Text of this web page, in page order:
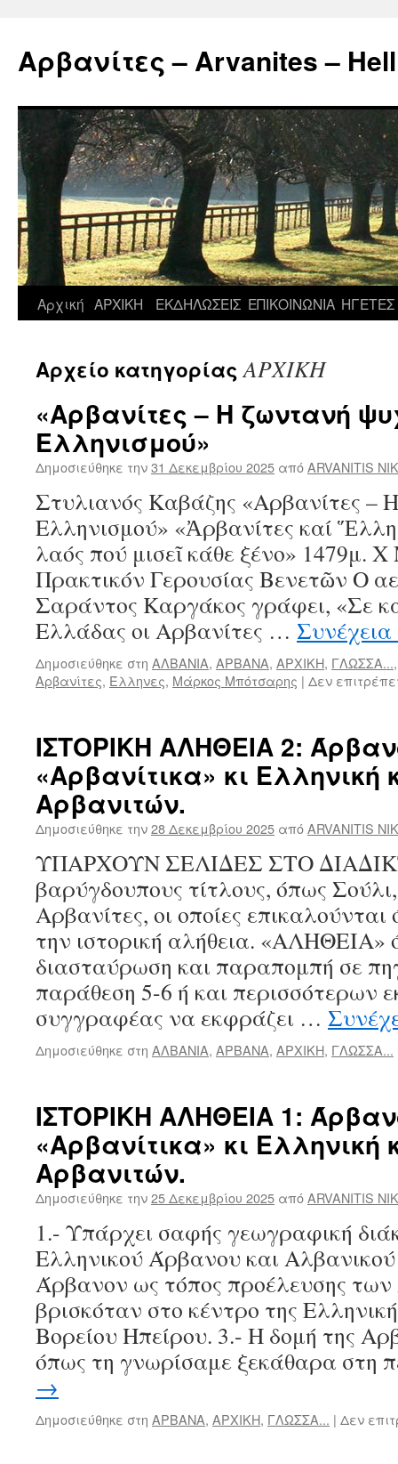
περιεχόμενο
Αρβανίτες – Arvanites –
Αρχική ΑΡΧΙΚΗ ΕΚΔΗΛΩΣΕΙΣ ΕΠΙΚΟΙΝΩΝΙΑ ΗΓΕΤΕΣ
Αρχείο κατηγορίαςΑΡΧΙΚΗ
«Αρβανίτες – Η ζωντανή
Ελληνισμού»
Δημοσιεύθηκε την31 Δεκεμβρίου 2025 απόARVANITIS
Στυλιανός Καβάζης «Αρβανίτες –
Ελληνισμού» «Ἀρβανίτες καί
λαός πού μισεῖ κάθε ξένο» 1479μ.
Πρακτικόν Γερουσίας Βενετῶν Ο
Σαράντος Καργάκος γράφει, «Σε
Ελλάδας οι Αρβανίτες … Συνέχεια
Δημοσιεύθηκε στη ΑΛΒΑΝΙΑ, ΑΡΒΑΝΑ, ΑΡΧΙΚΗ, ΓΛΩΣΣΑ...
Αρβανίτες, Έλληνες, Μάρκος Μπότσαρης | Δεν
ΙΣΤΟΡΙΚΗ ΑΛΗΘΕΙΑ 2:
«Αρβανίτικα» κι
Αρβανιτών.
Δημοσιεύθηκε την28 Δεκεμβρίου 2025 απόARVANITIS
ΥΠΑΡΧΟΥΝ ΣΕΛΙΔΕΣ ΣΤΟ
βαρύγδουπους τίτλους, όπως
Αρβανίτες, οι οποίες
την ιστορική αλήθεια. «ΑΛΗΘΕΙΑ»
διασταύρωση και παραπομπή σε
παράθεση 5-6 ή και περισσότερων
συγγραφέας να εκφράζει …
Δημοσιεύθηκε στη ΑΛΒΑΝΙΑ, ΑΡΒΑΝΑ, ΑΡΧΙΚΗ, ΓΛΩΣΣΑ...
ΙΣΤΟΡΙΚΗ ΑΛΗΘΕΙΑ 1:
«Αρβανίτικα» κι
Αρβανιτών.
Δημοσιεύθηκε την25 Δεκεμβρίου 2025 απόARVANITIS
1.- Υπάρχει σαφής γεωγραφική
Ελληνικού Άρβανου και
Άρβανον ως τόπος προέλευσης
βρισκόταν στο κέντρο της
Βορείου Ηπείρου. 3.- Η δομή της
όπως τη γνωρίσαμε ξεκάθαρα στη
→
Δημοσιεύθηκε στη ΑΡΒΑΝΑ, ΑΡΧΙΚΗ, ΓΛΩΣΣΑ... | Δεν